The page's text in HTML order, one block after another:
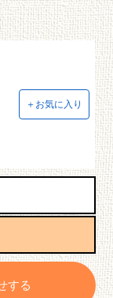
＋お気に入り
する